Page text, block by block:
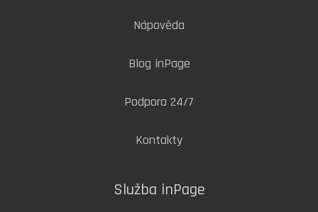
Nápověda
Blog inPage
Podpora 24/7
Kontakty
Služba inPage